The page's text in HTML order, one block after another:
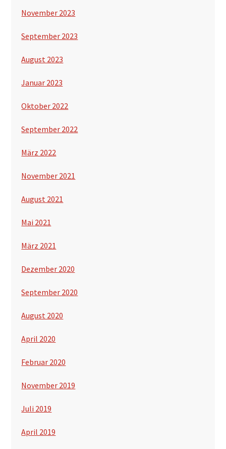
November 2023
September 2023
August 2023
Januar 2023
Oktober 2022
September 2022
März 2022
November 2021
August 2021
Mai 2021
März 2021
Dezember 2020
September 2020
August 2020
April 2020
Februar 2020
November 2019
Juli 2019
April 2019